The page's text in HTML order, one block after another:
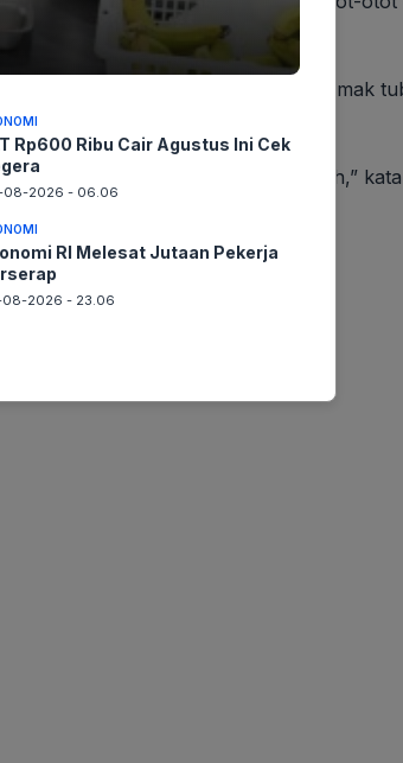
pinggul dengan menghilangkan lemak
tubuh bagian bawah,”
Rp600 Ribu Cair Agustus Ini Cek
2026 - 06.06
RI Melesat Jutaan Pekerja
2026 - 23.06